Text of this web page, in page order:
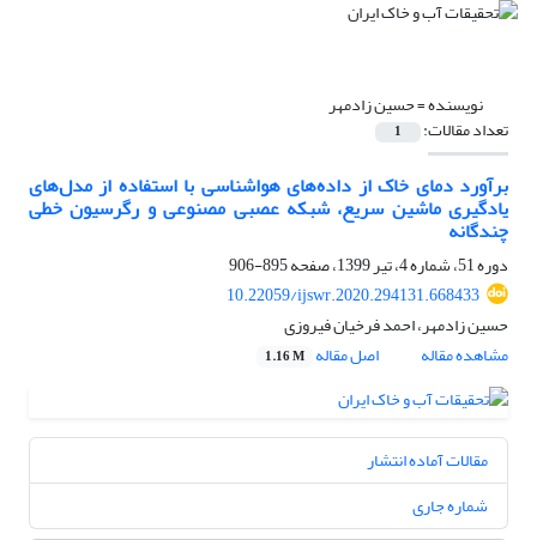
نویسنده =حسین زادمهر
تعداد مقالات: 1
برآورد دمای خاک از داده‌های هواشناسی با استفاده از مدل‌های
یادگیری ماشین سریع، شبکه عصبی مصنوعی و رگرسیون خطی
چندگانه
دوره 51، شماره 4، تیر 1399، صفحه
895-906
10.22059/ijswr.2020.294131.668433
حسین زادمهر، احمد فرخیان فیروزی
مشاهده مقاله
اصل مقاله 1.16 M
مقالات آماده انتشار
شماره جاری